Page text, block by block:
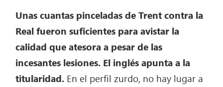
Unas cuantas pinceladas de Trent contra la
Real fueron suficientes para avistar la
calidad que atesora a pesar de las
incesantes lesiones. El inglés apunta a la
titularidad. En el perfil zurdo, no hay lugar a